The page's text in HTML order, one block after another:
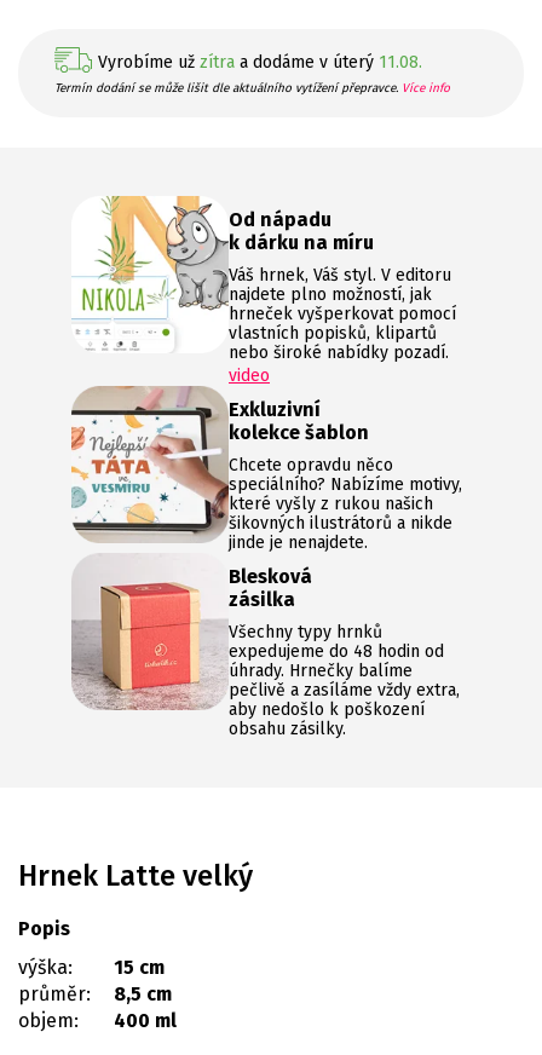
Vyrobíme už zítra a dodáme v úterý 11.08.
Termín dodání se může lišit dle aktuálního vytížení přepravce. Více info
Od nápadu
k dárku na míru
Váš hrnek, Váš styl. V editoru
najdete plno možností, jak
hrneček vyšperkovat pomocí
vlastních popisků, klipartů
nebo široké nabídky pozadí.
video
Exkluzivní
kolekce šablon
Chcete opravdu něco
speciálního? Nabízíme motivy,
které vyšly z rukou našich
šikovných ilustrátorů a nikde
jinde je nenajdete.
Blesková
zásilka
Všechny typy hrnků
expedujeme do 48 hodin od
úhrady. Hrnečky balíme
pečlivě a zasíláme vždy extra,
aby nedošlo k poškození
obsahu zásilky.
Hrnek Latte velký
Popis
výška:
15 cm
průměr:
8,5 cm
objem:
400 ml